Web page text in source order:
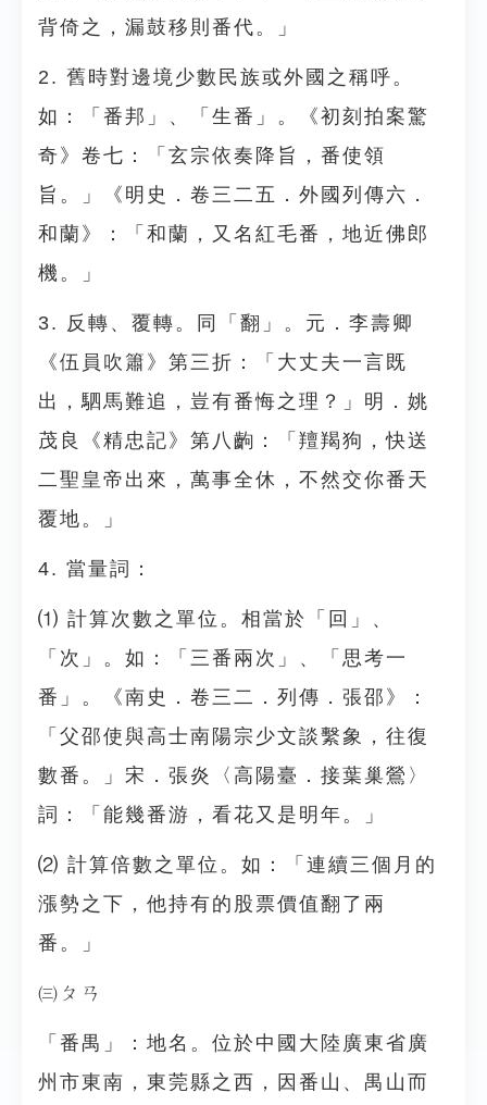
背倚之，漏鼓移則番代。」
2. 舊時對邊境少數民族或外國之稱呼。
如：「番邦」、「生番」。《初刻拍案驚
奇》卷七：「玄宗依奏降旨，番使領
旨。」《明史．卷三二五．外國列傳六．
和蘭》：「和蘭，又名紅毛番，地近佛郎
機。」
3. 反轉、覆轉。同「翻」。元．李壽卿
《伍員吹簫》第三折：「大丈夫一言既
出，駟馬難追，豈有番悔之理？」明．姚
茂良《精忠記》第八齣：「羶羯狗，快送
二聖皇帝出來，萬事全休，不然交你番天
覆地。」
4. 當量詞：
⑴ 計算次數之單位。相當於「回」、
「次」。如：「三番兩次」、「思考一
番」。《南史．卷三二．列傳．張邵》：
「父邵使與高士南陽宗少文談繫象，往復
數番。」宋．張炎〈高陽臺．接葉巢鶯〉
詞：「能幾番游，看花又是明年。」
⑵ 計算倍數之單位。如：「連續三個月的
漲勢之下，他持有的股票價值翻了兩
番。」
㈢ㄆㄢ
「番禺」：地名。位於中國大陸廣東省廣
州市東南，東莞縣之西，因番山、禺山而